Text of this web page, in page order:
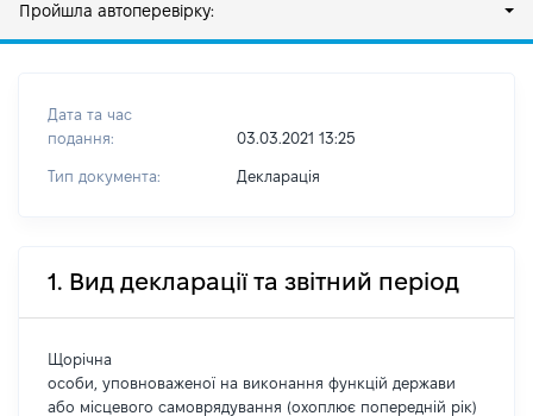
Пройшла автоперевірку:
Дата та час
подання:
03.03.2021 13:25
Тип документа: Декларація
1. Вид декларації та звітний період
Щорічна
особи, уповноваженої на виконання функцій держави
або місцевого самоврядування (охоплює попередній рік)